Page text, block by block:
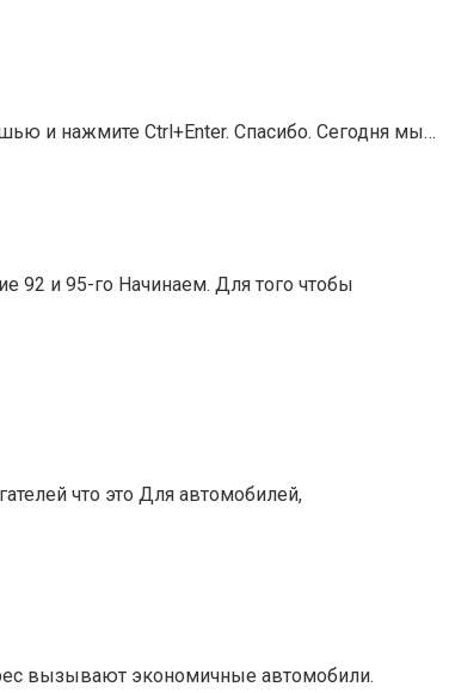
и нажмите Ctrl+Enter. Спасибо. Сегодня мы…
92 и 95-го Начинаем. Для того чтобы
что это Для автомобилей,
вызывают экономичные автомобили.